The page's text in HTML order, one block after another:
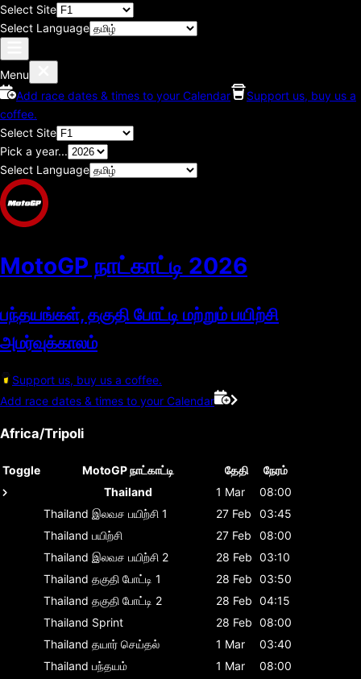
Select Site
Select Language
Menu
Add race dates & times to your Calendar
Support us, buy us a
coffee.
Select Site
Pick a year...
Select Language
MotoGP நாட்காட்டி 2026
பந்தயங்கள், தகுதி போட்டி மற்றும் பயிற்சி
அமர்வுக்காலம்
Support us, buy us a coffee.
Add race dates & times to your Calendar
Africa/Tripoli
Toggle MotoGP நாட்காட்டி தேதி
நேரம்
Thailand
1 Mar
08:00
Thailand இலவச பயிற்சி 1 27 Feb
03:45
Thailand பயிற்சி 27 Feb
08:00
Thailand இலவச பயிற்சி 2 28 Feb 03:10
Thailand தகுதி போட்டி 1 28 Feb 03:50
Thailand தகுதி போட்டி 2 28 Feb 04:15
Thailand Sprint 28 Feb 08:00
Thailand தயார் செய்தல் 1 Mar
03:40
Thailand பந்தயம் 1 Mar
08:00